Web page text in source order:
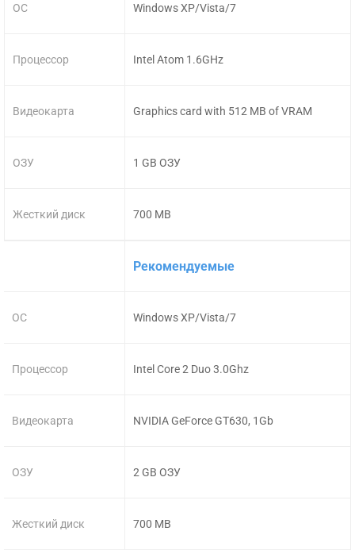
ОС
Процессор
Видеокарта
ОЗУ
Жесткий диск
Windows XP/Vista/7
Intel Atom 1.6GHz
Graphics card with 512 MB of VRAM
1 GB ОЗУ
700 MB
ОС
Процессор
Видеокарта
ОЗУ
Жесткий диск
Рекомендуемые
Windows XP/Vista/7
Intel Core 2 Duo 3.0Ghz
NVIDIA GeForce GT630, 1Gb
2 GB ОЗУ
700 MB